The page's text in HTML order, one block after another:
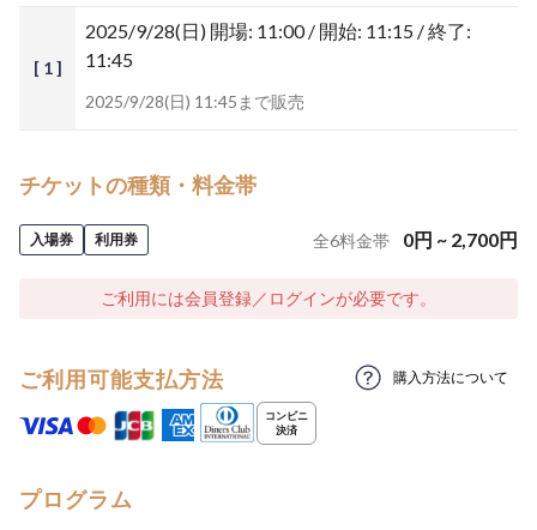
[ 1 ]
2025/9/28(日) 開場: 11:00 / 開始: 11:15 / 終了:
11:45
2025/9/28(日) 11:45まで販売
チケットの種類・料金帯
入場券 利用券 全6料金帯 0円 ~ 2,700円
ご利用には会員登録／ログインが必要です。
ご利用可能支払方法 購入方法について
プログラム